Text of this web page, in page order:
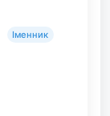
Іменник